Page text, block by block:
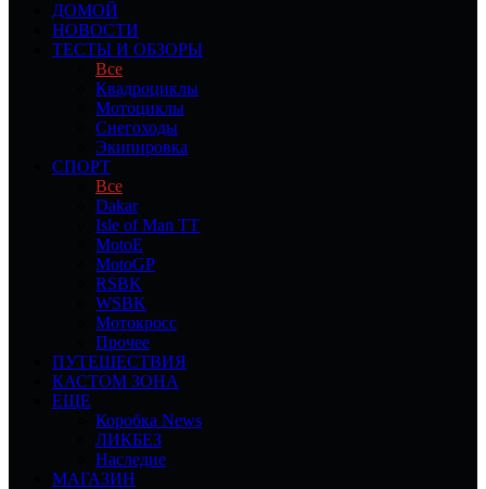
ДОМОЙ
НОВОСТИ
ТЕСТЫ И ОБЗОРЫ
Все
Квадроциклы
Мотоциклы
Снегоходы
Экипировка
СПОРТ
Все
Dakar
Isle of Man TT
MotoE
MotoGP
RSBK
WSBK
Мотокросс
Прочее
ПУТЕШЕСТВИЯ
КАСТОМ ЗОНА
ЕЩЕ
Коробка News
ЛИКБЕЗ
Наследие
МАГАЗИН